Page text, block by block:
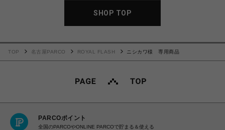
SHOP TOP
TOP 名古屋PARCO ROYAL FLASH ニシカワ様 専用商品
PARCOポイント
全国のPARCOやONLINE PARCOで貯まる＆使える